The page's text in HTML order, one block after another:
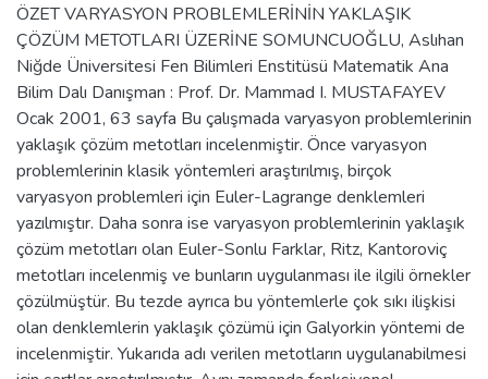
ÖZET VARYASYON PROBLEMLERİNİN YAKLAŞIK
ÇÖZÜM METOTLARI ÜZERİNE SOMUNCUOĞLU, Aslıhan
Niğde Üniversitesi Fen Bilimleri Enstitüsü Matematik Ana
Bilim Dalı Danışman : Prof. Dr. Mammad I. MUSTAFAYEV
Ocak 2001, 63 sayfa Bu çalışmada varyasyon problemlerinin
yaklaşık çözüm metotları incelenmiştir. Önce varyasyon
problemlerinin klasik yöntemleri araştırılmış, birçok
varyasyon problemleri için Euler-Lagrange denklemleri
yazılmıştır. Daha sonra ise varyasyon problemlerinin yaklaşık
çözüm metotları olan Euler-Sonlu Farklar, Ritz, Kantoroviç
metotları incelenmiş ve bunların uygulanması ile ilgili örnekler
çözülmüştür. Bu tezde ayrıca bu yöntemlerle çok sıkı ilişkisi
olan denklemlerin yaklaşık çözümü için Galyorkin yöntemi de
incelenmiştir. Yukarıda adı verilen metotların uygulanabilmesi